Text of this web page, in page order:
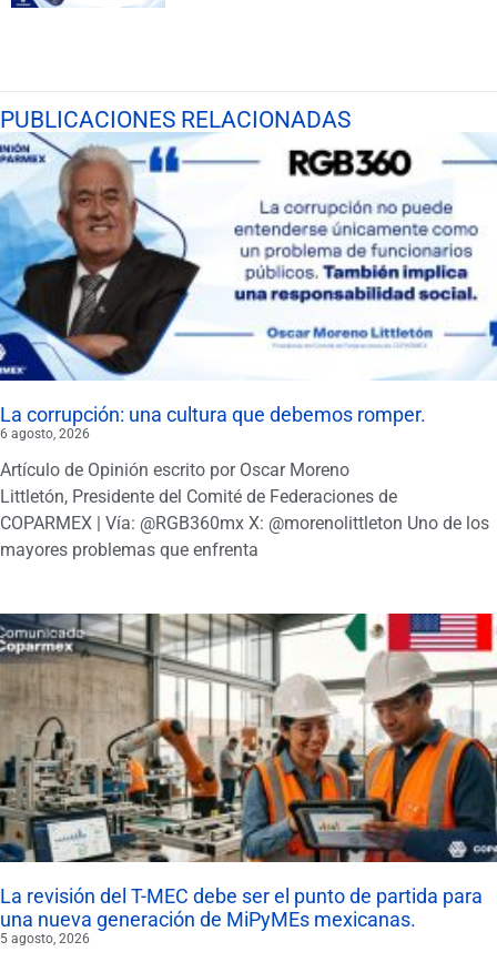
PUBLICACIONES RELACIONADAS
La corrupción: una cultura que debemos romper.
6 agosto, 2026
Artículo de Opinión escrito por Oscar Moreno
Littletón, Presidente del Comité de Federaciones de
COPARMEX | Vía: @RGB360mx X: @morenolittleton Uno de los
mayores problemas que enfrenta
La revisión del T-MEC debe ser el punto de partida para
una nueva generación de MiPyMEs mexicanas.
5 agosto, 2026